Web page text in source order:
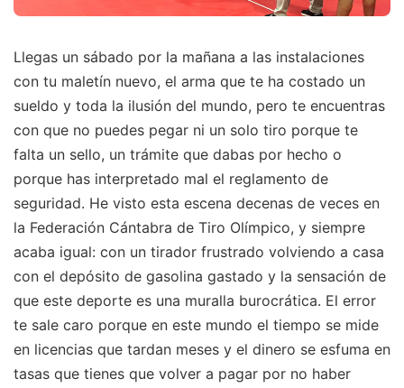
Llegas un sábado por la mañana a las instalaciones
con tu maletín nuevo, el arma que te ha costado un
sueldo y toda la ilusión del mundo, pero te encuentras
con que no puedes pegar ni un solo tiro porque te
falta un sello, un trámite que dabas por hecho o
porque has interpretado mal el reglamento de
seguridad. He visto esta escena decenas de veces en
la Federación Cántabra de Tiro Olímpico, y siempre
acaba igual: con un tirador frustrado volviendo a casa
con el depósito de gasolina gastado y la sensación de
que este deporte es una muralla burocrática. El error
te sale caro porque en este mundo el tiempo se mide
en licencias que tardan meses y el dinero se esfuma en
tasas que tienes que volver a pagar por no haber